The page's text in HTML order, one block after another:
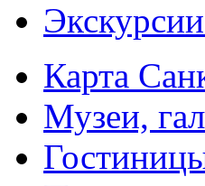
Карта
Музеи,